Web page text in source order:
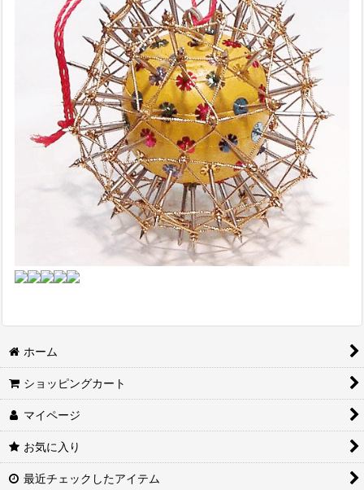
ホーム
ショッピングカート
マイページ
お気に入り
最近チェックしたアイテム